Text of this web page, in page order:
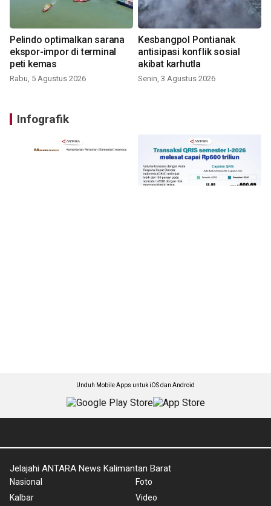
Pelindo optimalkan sarana
ekspor-impor di terminal
peti kemas
Rabu, 5 Agustus 2026
Kesbangpol Pontianak
antisipasi konflik sosial
akibat karhutla
Senin, 3 Agustus 2026
Infografik
Unduh Mobile Apps untuk iOS dan Android
Jelajahi ANTARA News Kalimantan Barat
Nasional
Kalbar
Foto
Video